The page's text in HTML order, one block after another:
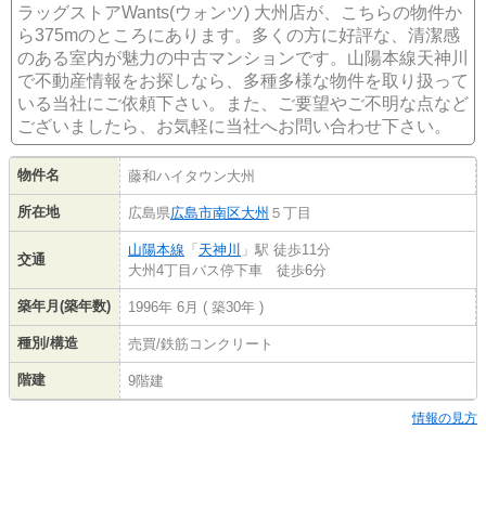
ラッグストアWants(ウォンツ) 大州店が、こちらの物件か
ら375mのところにあります。多くの方に好評な、清潔感
のある室内が魅力の中古マンションです。山陽本線天神川
で不動産情報をお探しなら、多種多様な物件を取り扱って
いる当社にご依頼下さい。また、ご要望やご不明な点など
ございましたら、お気軽に当社へお問い合わせ下さい。
物件名 藤和ハイタウン大州
所在地 広島県広島市南区大州 ５丁目
交通
山陽本線 「天神川 」駅 徒歩11分
大州4丁目バス停下車 徒歩6分
築年月(築年数) 1996年 6月 ( 築30年 )
種別/構造 売買/鉄筋コンクリート
階建 9階建
情報の見方